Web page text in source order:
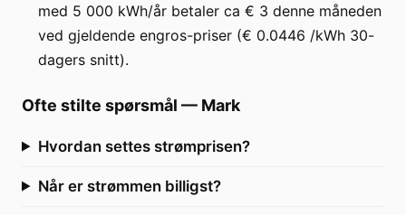
med 5 000 kWh/år betaler ca € 3 denne måneden
ved gjeldende engros-priser (€ 0.0446 /kWh 30-
dagers snitt).
Ofte stilte spørsmål — Mark
Hvordan settes strømprisen?
Når er strømmen billigst?